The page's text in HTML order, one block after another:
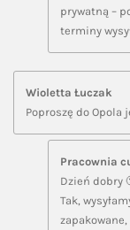
prywatną –
terminy
Wioletta Łuczak
Poproszę do Opola
Pracownia
Dzień dobry
Tak,